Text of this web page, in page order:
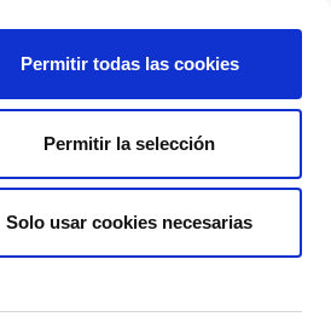
Permitir todas las cookies
Permitir la selección
Solo usar cookies necesarias
Mi Perfil
937 926 146
Cap para